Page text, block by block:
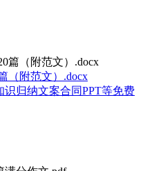
（附范文）.docx
归纳文案合同PPT等免费